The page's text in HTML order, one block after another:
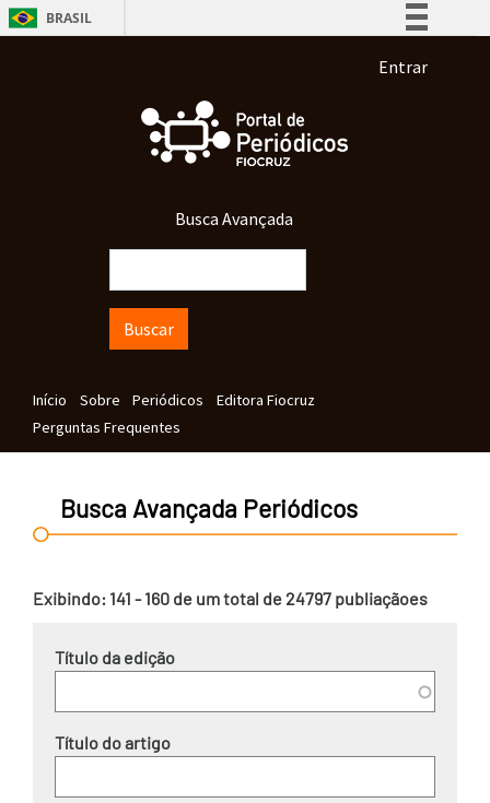
Pular para o conteúdo principal
BRASIL
Participe
Acesso à informação
Menu de
Entrar
Busca Avançada
Navegação principal
Início Sobre Periódicos
Editora Fiocruz
Perguntas Frequentes
Busca Avançada Periódicos
Exibindo: 141 - 160 de um total de 24797 publiaçãoes
Título da edição
Título do artigo